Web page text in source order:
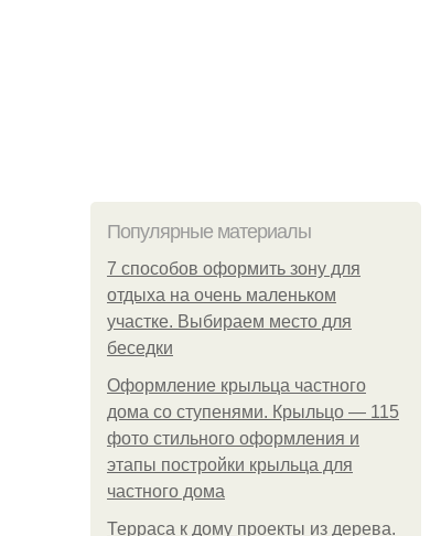
Популярные материалы
7 способов оформить зону для
отдыха на очень маленьком
участке. Выбираем место для
беседки
Оформление крыльца частного
дома со ступенями. Крыльцо — 115
фото стильного оформления и
этапы постройки крыльца для
частного дома
Терраса к дому проекты из дерева.